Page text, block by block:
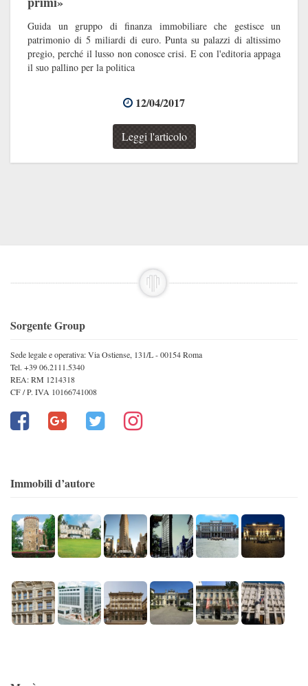
Guida un gruppo di finanza immobiliare che gestisce un
patrimonio di 5 miliardi di euro. Punta su palazzi di altissimo
pregio, perché il lusso non conosce crisi. E con l'editoria appaga
il suo pallino per la politica
12/04/2017
Leggi l'articolo
Sorgente Group
Sede legale e operativa: Via Ostiense, 131/L - 00154 Roma
Tel. +39 06.2111.5340
REA: RM 1214318
CF / P. IVA 10166741008
Immobili d’autore